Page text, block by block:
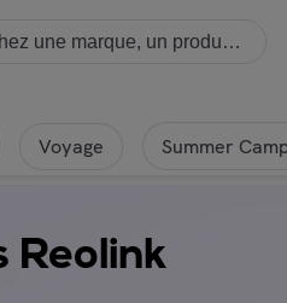
Voyage Summer
Reolink